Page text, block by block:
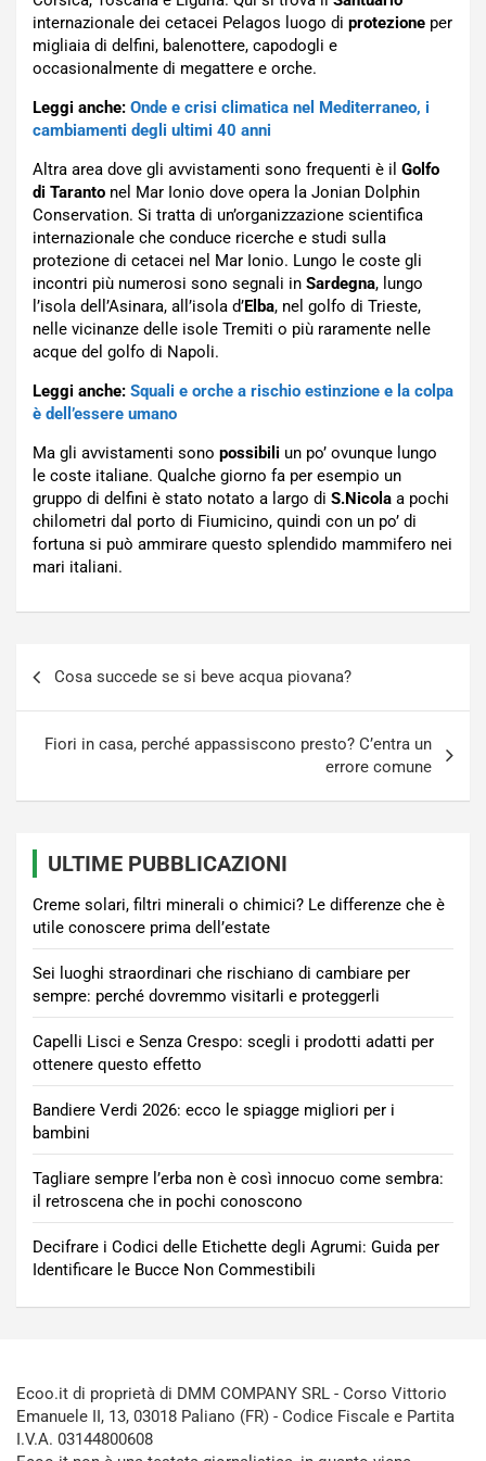
internazionale dei cetacei Pelagos luogo di protezione per
migliaia di delfini, balenottere, capodogli e
occasionalmente di megattere e orche.
Leggi anche: Onde e crisi climatica nel Mediterraneo, i
cambiamenti degli ultimi 40 anni
Altra area dove gli avvistamenti sono frequenti è il Golfo
di Taranto nel Mar Ionio dove opera la Jonian Dolphin
Conservation. Si tratta di un’organizzazione scientifica
internazionale che conduce ricerche e studi sulla
protezione di cetacei nel Mar Ionio. Lungo le coste gli
incontri più numerosi sono segnali in Sardegna, lungo
l’isola dell’Asinara, all’isola d’Elba, nel golfo di Trieste,
nelle vicinanze delle isole Tremiti o più raramente nelle
acque del golfo di Napoli.
Leggi anche: Squali e orche a rischio estinzione e la colpa
è dell’essere umano
Ma gli avvistamenti sono possibili un po’ ovunque lungo
le coste italiane. Qualche giorno fa per esempio un
gruppo di delfini è stato notato a largo di S.Nicola a pochi
chilometri dal porto di Fiumicino, quindi con un po’ di
fortuna si può ammirare questo splendido mammifero nei
mari italiani.
Cosa succede se si beve acqua piovana?
Fiori in casa, perché appassiscono presto? C’entra un
errore comune
ULTIME PUBBLICAZIONI
Creme solari, filtri minerali o chimici? Le differenze che è
utile conoscere prima dell’estate
Sei luoghi straordinari che rischiano di cambiare per
sempre: perché dovremmo visitarli e proteggerli
Capelli Lisci e Senza Crespo: scegli i prodotti adatti per
ottenere questo effetto
Bandiere Verdi 2026: ecco le spiagge migliori per i
bambini
Tagliare sempre l’erba non è così innocuo come sembra:
il retroscena che in pochi conoscono
Decifrare i Codici delle Etichette degli Agrumi: Guida per
Identificare le Bucce Non Commestibili
Ecoo.it di proprietà di DMM COMPANY SRL - Corso Vittorio
Emanuele II, 13, 03018 Paliano (FR) - Codice Fiscale e Partita
I.V.A. 03144800608